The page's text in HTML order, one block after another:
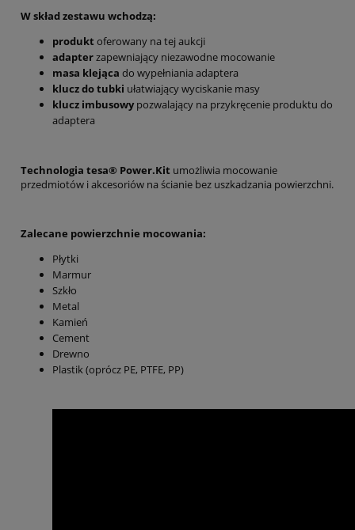
W skład zestawu wchodzą:
produkt oferowany na tej aukcji
adapterzapewniający niezawodne mocowanie
masa klejąca do wypełniania adaptera
klucz do tubki ułatwiający wyciskanie masy
klucz imbusowypozwalający na przykręcenie produktu do
adaptera
Technologia tesa® Power.Kit umożliwia mocowanie
przedmiotów i akcesoriów na ścianie bez uszkadzania powierzchni.
Zalecane powierzchnie mocowania:
Płytki
Marmur
Szkło
Metal
Kamień
Cement
Drewno
Plastik (oprócz PE, PTFE, PP)